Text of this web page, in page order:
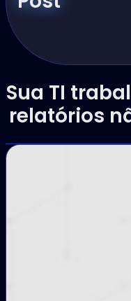
Sua TI
relatórios